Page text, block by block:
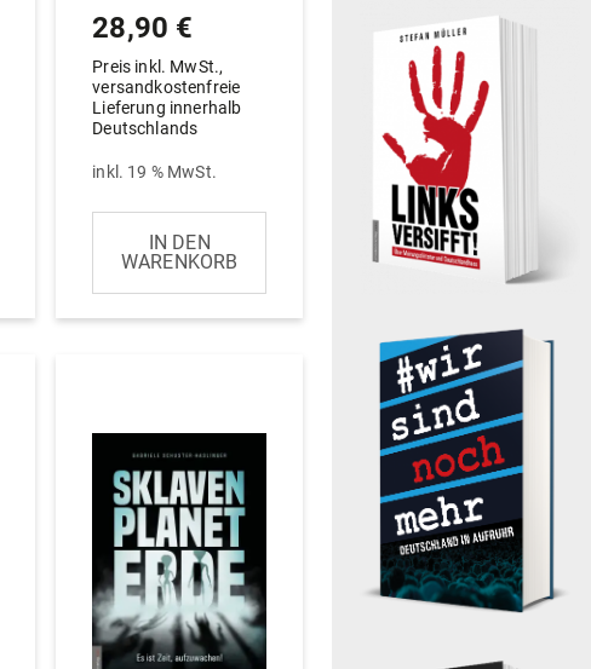
28,90 €
Preis inkl. MwSt.,
versandkostenfreie
Lieferung innerhalb
Deutschlands
inkl. 19 % MwSt.
IN DEN
WARENKORB